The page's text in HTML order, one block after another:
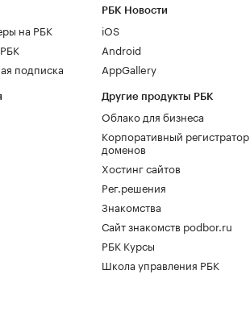
на РБК
подписка
РБК Новости
iOS
Android
AppGallery
Другие продукты РБК
Облако для бизнеса
Корпоративный регистратор
доменов
Хостинг сайтов
Рег.решения
Знакомства
Сайт знакомств podbor.ru
РБК Курсы
Школа управления РБК